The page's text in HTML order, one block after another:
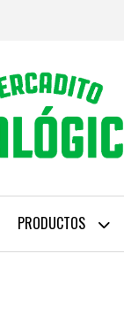
PRODUCTOS